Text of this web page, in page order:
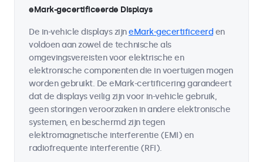
eMark-gecertificeerde Displays
De in-vehicle displays zijneMark-gecertificeerd en
voldoen aan zowel de technische als
omgevingsvereisten voor elektrische en
elektronische componenten die in voertuigen mogen
worden gebruikt. De eMark-certificering garandeert
dat de displays veilig zijn voor in-vehicle gebruik,
geen storingen veroorzaken in andere elektronische
systemen, en beschermd zijn tegen
elektromagnetische interferentie (EMI) en
radiofrequente interferentie (RFI).